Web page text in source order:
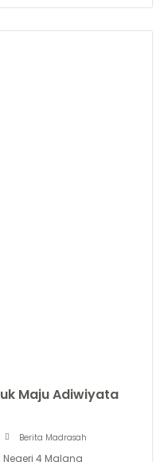
Maju Adiwiyata
Berita Madrasah
Negeri 4 Malang